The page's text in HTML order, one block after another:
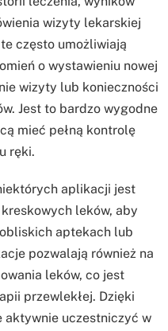
wizyty lekarskiej
często umożliwiają
o wystawieniu nowej
wizyty lub konieczności
Jest to bardzo wygodne
mieć pełną kontrolę
ręki.
aplikacji jest
leków, aby
aptekach lub
pozwalają również na
leków, co jest
przewlekłej. Dzięki
aktywnie uczestniczyć w